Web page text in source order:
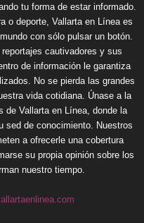
tu forma de estar informado.
o deporte, Vallarta en Línea es
con sólo pulsar un botón.
cautivadores y sus
de información le garantiza
No se pierda las grandes
vida cotidiana. Únase a la
de Vallarta en Línea, donde la
sed de conocimiento. Nuestros
a ofrecerle una cobertura
su propia opinión sobre los
nuestro tiempo.